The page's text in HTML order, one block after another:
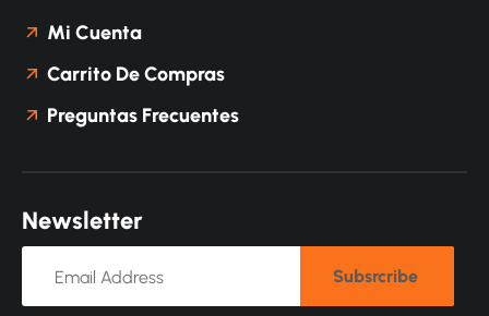
Mi Cuenta
Carrito De Compras
Preguntas Frecuentes
Newsletter
Subsrcribe